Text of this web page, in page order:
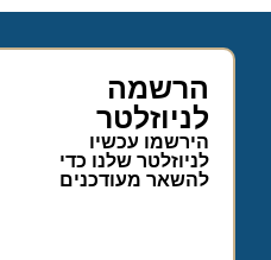
הרשמה
לניוזלטר
הירשמו עכשיו
לניוזלטר שלנו כדי
להשאר מעודכנים